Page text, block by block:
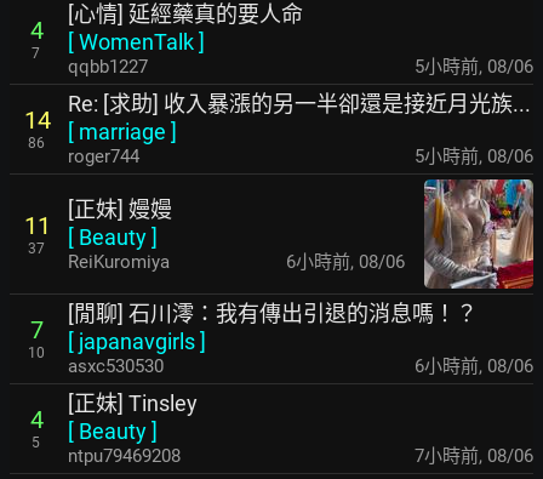
4
7
[心情] 延經藥真的要人命
[WomenTalk]
qqbb1227 5小時前, 08/06
14
86
Re: [求助] 收入暴漲的另一半卻還是接近月光族...
[ marriage ]
roger744 5小時前, 08/06
11
37
[正妹] 嫚嫚
[ Beauty]
ReiKuromiya 6小時前, 08/06
7
10
[閒聊] 石川澪：我有傳出引退的消息嗎！？
[ japanavgirls]
asxc530530 6小時前, 08/06
4
5
[正妹] Tinsley
[ Beauty]
ntpu79469208 7小時前, 08/06